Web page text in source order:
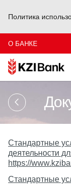
Политика
О БАНКЕ
Стандартные
деятельности
https://
Стандартные